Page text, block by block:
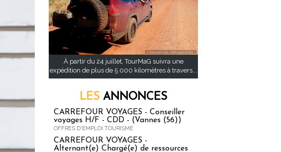
À partir du 24 juillet, TourMaG suivra une
expédition de plus de 5 000 kilomètres à travers...
LES ANNONCES
CARREFOUR VOYAGES - Conseiller
voyages H/F - CDD - (Vannes (56))
OFFRES D'EMPLOI TOURISME
CARREFOUR VOYAGES -
Alternant(e) Chargé(e) de ressources